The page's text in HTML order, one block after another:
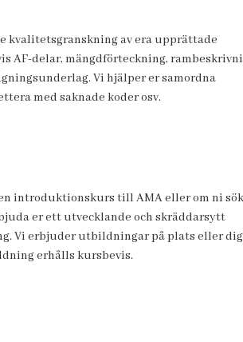
kvalitetsgranskning av era upprättade
AF-delar, mängdförteckning,
Vi hjälper er samordna
med saknade koder osv.
introduktionskurs till AMA eller om ni
er ett utvecklande och skräddarsytt
Vi erbjuder utbildningar på plats eller
erhålls kursbevis.